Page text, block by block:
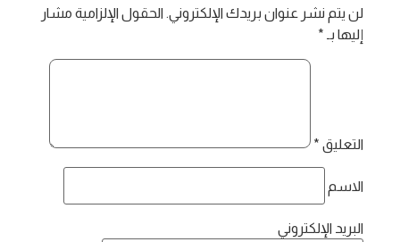
لن يتم نشر عنوان بريدك الإلكتروني. الحقول الإلزامية مشار
إليها بـ *
التعليق *
الاسم
البريد الإلكتروني